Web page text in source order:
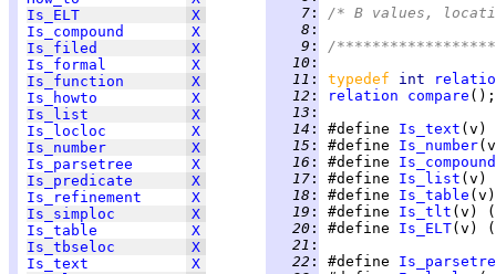
Is_ELT
X
Is_compound
X
Is_filed
X
Is_formal
X
Is_function
X
Is_howto
X
Is_list
X
Is_locloc
X
Is_number
X
Is_parsetree
X
Is_predicate
X
Is_refinement
X
Is_simploc
X
Is_table
X
Is_tbseloc
X
Is_text
X
   7
:
/* B values,
   8
:
   9
:
/
  10
:
  11
: typedef int
  12
: relation
compare
  13
:
  14
: #define Is_text
  15
: #define Is_number
  16
: #define Is_compound
  17
: #define Is_list
  18
: #define Is_table
  19
: #define Is_tlt
  20
: #define Is_ELT
  21
:
  22
: #define